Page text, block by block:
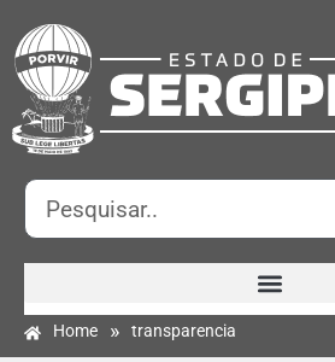
Home » transparencia